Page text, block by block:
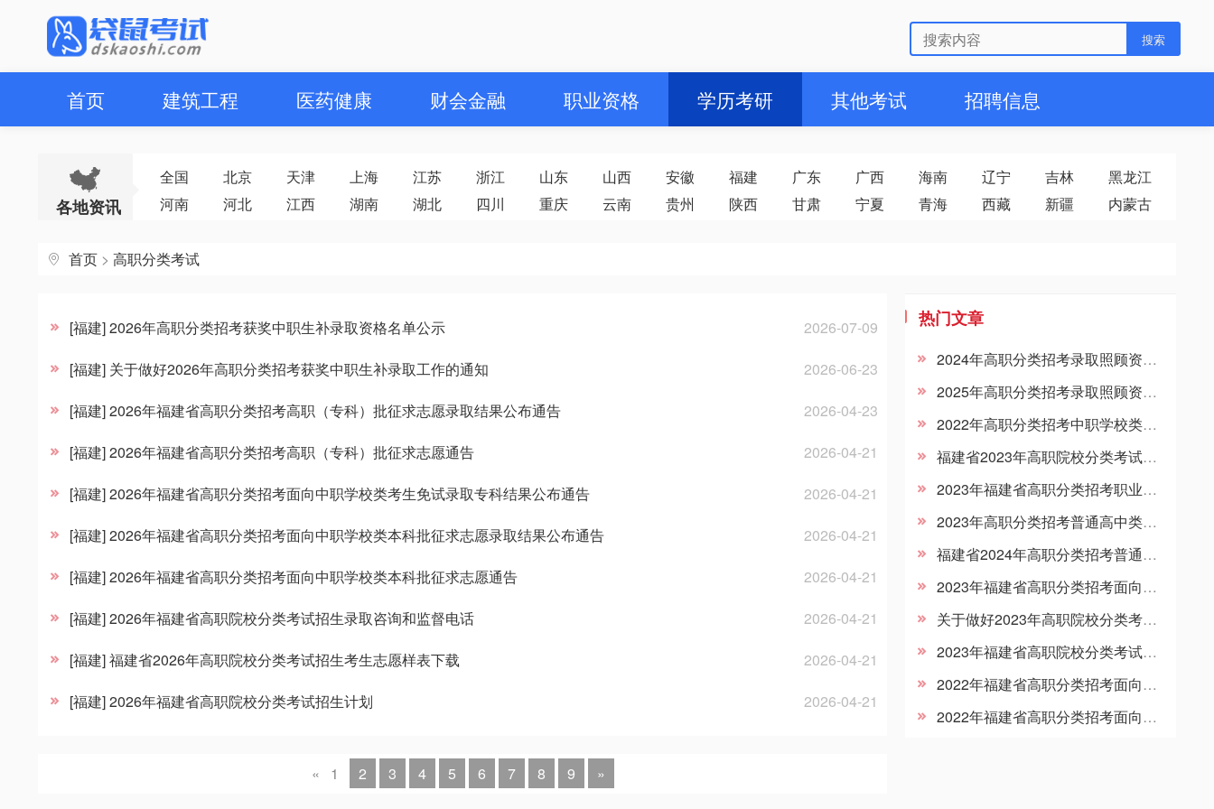
首页 建筑工程 医药健康 财会金融 职业资格 学历考研 其他考试 招聘信息
各地资讯
全国 北京 天津 上海 江苏 浙江 山东 山西 安徽 福建 广东 广西 海南 辽宁 吉林
黑龙江
河南
河北 江西 湖南 湖北 四川 重庆 云南 贵州 陕西 甘肃 宁夏 青海 西藏 新疆 内蒙古
首页 > 高职分类考试
2026-07-09
[福建] 2026年高职分类招考获奖中职生补录取资格名单公示
2026-06-23
[福建] 关于做好2026年高职分类招考获奖中职生补录取工作的通知
2026-04-23
[福建] 2026年福建省高职分类招考高职（专科）批征求志愿录取结果公布通告
2026-04-21
[福建] 2026年福建省高职分类招考高职（专科）批征求志愿通告
2026-04-21
[福建] 2026年福建省高职分类招考面向中职学校类考生免试录取专科结果公布通告
2026-04-21
[福建] 2026年福建省高职分类招考面向中职学校类本科批征求志愿录取结果公布通告
2026-04-21
[福建] 2026年福建省高职分类招考面向中职学校类本科批征求志愿通告
2026-04-21
[福建] 2026年福建省高职院校分类考试招生录取咨询和监督电话
2026-04-21
[福建] 福建省2026年高职院校分类考试招生考生志愿样表下载
2026-04-21
[福建] 2026年福建省高职院校分类考试招生计划
« 1 2 3 4 5 6 7 8 9 »
热门文章
2024年高职分类招考录取照顾资格考生名单公示
2025年高职分类招考录取照顾资格考生名单公示
2022年高职分类招考中职学校类和特殊群体类录取控制分数线公布
福建省2023年高职院校分类考试招生考生志愿样表下载
2023年福建省高职分类招考职业技能测试温馨提醒
2023年高职分类招考普通高中类、中职学校类和特殊群体类录取控制分数线公布
福建省2024年高职分类招考普通高中类、中职学校类和特殊群体类录取控制分数线公布
2023年福建省高职分类招考面向中职学校类本科批征求志愿录取结果公布公告
关于做好2023年高职院校分类考试招生报名工作的通知
2023年福建省高职院校分类考试招生计划
2022年福建省高职分类招考面向中职学校类本科批征求志愿录取结果公布公告
2022年福建省高职分类招考面向中职学校类本科批征求志愿计划公告（6月17日填报）